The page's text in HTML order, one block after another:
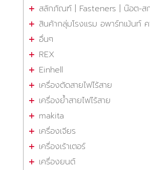
สลักภัณฑ์ | Fasteners | น๊อต-ส
สินค้ากลุ่มโรงแรม อพาร์ทเม้นท์
อื่นๆ
REX
Einhell
เครื่องตัดสายไฟไร้สาย
เครื่องย้ำสายไฟไร้สาย
makita
เครื่องเจียร
เครื่องเร้าเตอร์
เครื่องยนต์